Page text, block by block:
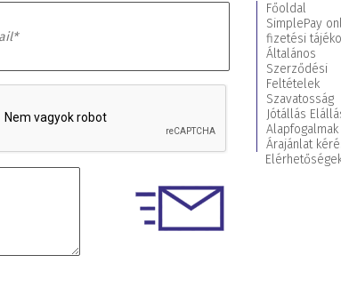
Főoldal
SimplePay
fizetési
Általános
Szerződési
Feltételek
Szavatosság
Jótállás
Alapfogalmak
Árajánlat